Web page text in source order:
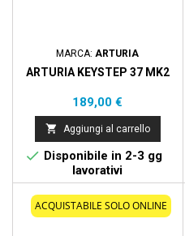
MARCA:ARTURIA
ARTURIA KEYSTEP 37 MK2
Prezzo
189,00 €
 Aggiungi al carrello
 Disponibile in 2-3 gg
lavorativi
ACQUISTABILE SOLO ONLINE